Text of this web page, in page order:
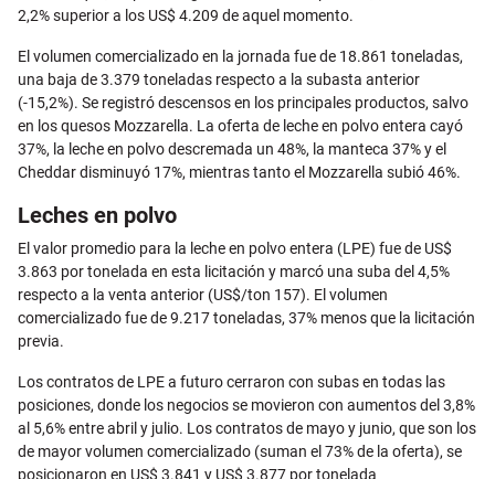
2,2% superior a los US$ 4.209 de aquel momento.
El volumen comercializado en la jornada fue de 18.861 toneladas,
una baja de 3.379 toneladas respecto a la subasta anterior
(-15,2%). Se registró descensos en los principales productos, salvo
en los quesos Mozzarella. La oferta de leche en polvo entera cayó
37%, la leche en polvo descremada un 48%, la manteca 37% y el
Cheddar disminuyó 17%, mientras tanto el Mozzarella subió 46%.
Leches en polvo
El valor promedio para la leche en polvo entera (LPE) fue de US$
3.863 por tonelada en esta licitación y marcó una suba del 4,5%
respecto a la venta anterior (US$/ton 157). El volumen
comercializado fue de 9.217 toneladas, 37% menos que la licitación
previa.
Los contratos de LPE a futuro cerraron con subas en todas las
posiciones, donde los negocios se movieron con aumentos del 3,8%
al 5,6% entre abril y julio. Los contratos de mayo y junio, que son los
de mayor volumen comercializado (suman el 73% de la oferta), se
posicionaron en US$ 3.841 y US$ 3.877 por tonelada